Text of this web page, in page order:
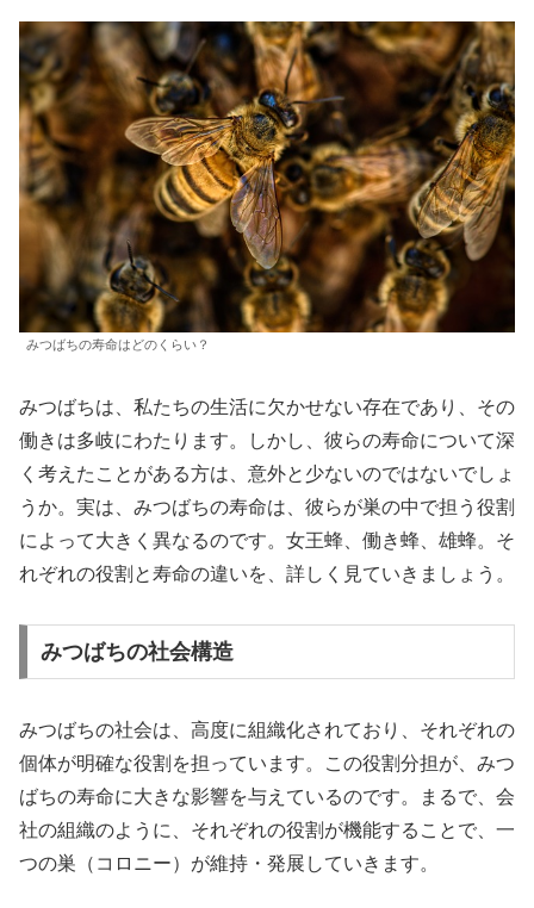
みつばちの寿命はどのくらい？
みつばちは、私たちの生活に欠かせない存在であり、その
働きは多岐にわたります。しかし、彼らの寿命について深
く考えたことがある方は、意外と少ないのではないでしょ
うか。実は、みつばちの寿命は、彼らが巣の中で担う役割
によって大きく異なるのです。女王蜂、働き蜂、雄蜂。そ
れぞれの役割と寿命の違いを、詳しく見ていきましょう。
みつばちの社会構造
みつばちの社会は、高度に組織化されており、それぞれの
個体が明確な役割を担っています。この役割分担が、みつ
ばちの寿命に大きな影響を与えているのです。まるで、会
社の組織のように、それぞれの役割が機能することで、一
つの巣（コロニー）が維持・発展していきます。